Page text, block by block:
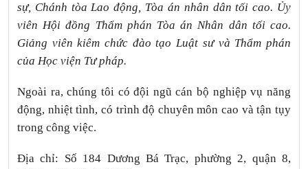
sự, Chánh tòa Lao động, Tòa án nhân dân tối cao. Ủy
viên Hội đồng Thẩm phán Tòa án Nhân dân tối cao.
Giảng viên kiêm chức đào tạo Luật sư và Thẩm phán
của Học viện Tư pháp.
Ngoài ra, chúng tôi có đội ngũ cán bộ nghiệp vụ năng
động, nhiệt tình, có trình độ chuyên môn cao và tận tụy
trong công việc.
Địa chỉ: Số 184 Dương Bá Trạc, phường 2, quận 8,